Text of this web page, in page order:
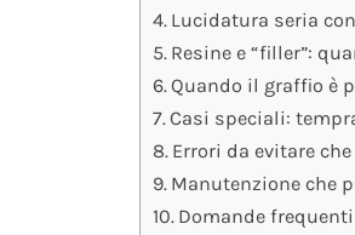
Lucidatura seria
Resine e “filler”:
Quando il graffio è
Casi speciali:
Errori da evitare
Manutenzione che
Domande